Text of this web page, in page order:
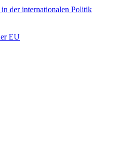
der internationalen Politik
EU